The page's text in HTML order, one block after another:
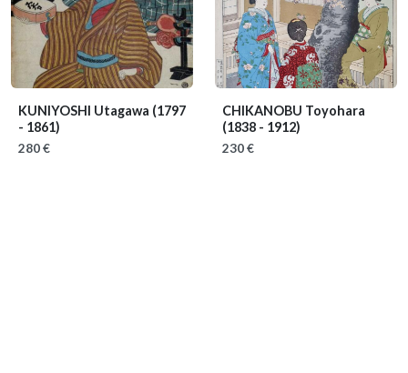
KUNIYOSHI Utagawa (1797
- 1861)
280 €
CHIKANOBU Toyohara
(1838 - 1912)
230 €